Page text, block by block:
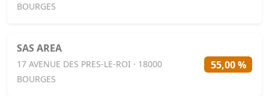
BOURGES
SAS AREA
17 AVENUE DES PRES-LE-ROI · 18000
BOURGES
55,00 %